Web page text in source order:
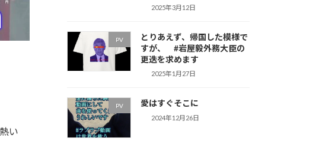
い
2025年3月12日
PV
とりあえず、帰国した模様で
すが、 #岩屋毅外務大臣の
更迭を求めます
2025年1月27日
PV 愛はすぐそこに
2024年12月26日